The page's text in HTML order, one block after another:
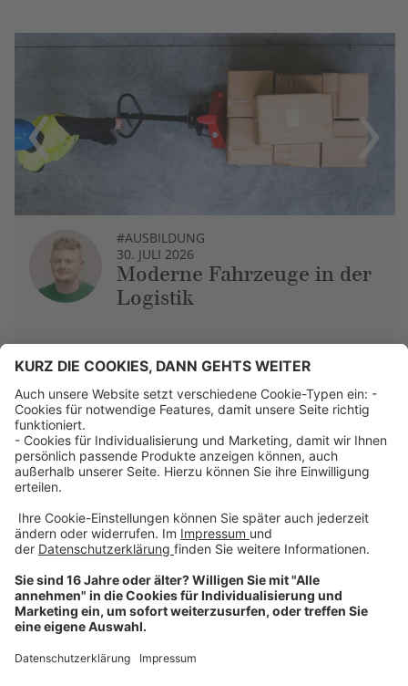
Previous
#AUSBILDUNG
30. JULI 2026
Moderne Fahrzeuge in der
Logistik
Next
Über uns
Dehner Unternehmen
Jobs bei Dehner